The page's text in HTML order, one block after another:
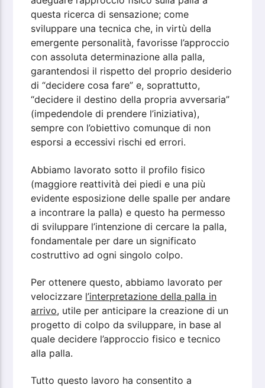
questa ricerca di sensazione; come
sviluppare una tecnica che, in virtù della
emergente personalità, favorisse l’approccio
con assoluta determinazione alla palla,
garantendosi il rispetto del proprio desiderio
di “decidere cosa fare” e, soprattutto,
“decidere il destino della propria avversaria”
(impedendole di prendere l’iniziativa),
sempre con l’obiettivo comunque di non
esporsi a eccessivi rischi ed errori.
Abbiamo lavorato sotto il profilo fisico
(maggiore reattività dei piedi e una più
evidente esposizione delle spalle per andare
a incontrare la palla) e questo ha permesso
di sviluppare l’intenzione di cercare la palla,
fondamentale per dare un significato
costruttivo ad ogni singolo colpo.
Per ottenere questo, abbiamo lavorato per
velocizzare l’interpretazione della palla in
arrivo, utile per anticipare la creazione di un
progetto di colpo da sviluppare, in base al
quale decidere l’approccio fisico e tecnico
alla palla.
Tutto questo lavoro ha consentito a